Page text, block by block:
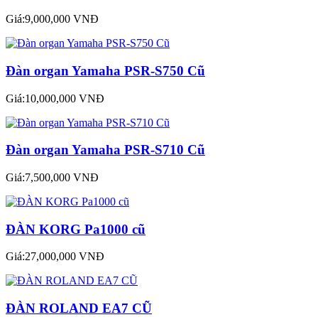
Giá:9,000,000 VNĐ
Đàn organ Yamaha PSR-S750 Cũ
Giá:10,000,000 VNĐ
Đàn organ Yamaha PSR-S710 Cũ
Giá:7,500,000 VNĐ
ĐÀN KORG Pa1000 cũ
Giá:27,000,000 VNĐ
ĐÀN ROLAND EA7 CŨ